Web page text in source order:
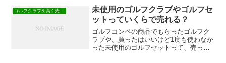
程度AとかBと言うのは、ゴルフクラブの
状態によって分けられるラン...
未使用のゴルフクラブやゴルフセ
ットっていくらで売れる？
ゴルフコンペの商品でもらったゴルフク
ラブや、買ったはいいけど1度も使わなか
った未使用のゴルフセットって、売った